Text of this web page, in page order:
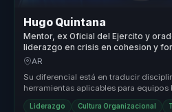
Hugo Quintana
Mentor, ex Oficial del Ejercito y
liderazgo en crisis en cohesion y
equipos.
AR
Su diferencial está en traducir
herramientas aplicables para
autoridad...
Liderazgo Cultura Organizacional